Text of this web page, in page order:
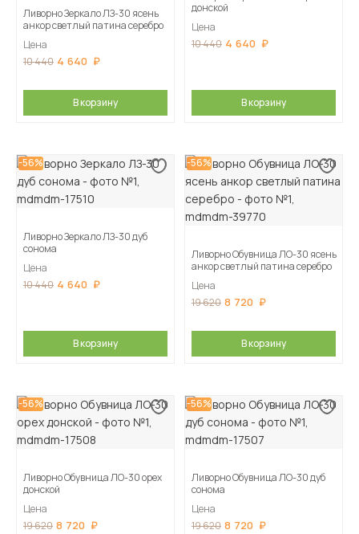
Ливорно Зеркало ЛЗ-30 ясень
анкор светлый патина серебро
Цена
10 440 4 640
В корзину
донской
Цена
10 440 4 640
В корзину
-56%
Ливорно Зеркало ЛЗ-30 дуб
сонома
Цена
10 440 4 640
В корзину
-56%
Ливорно Обувница ЛО-30 ясень
анкор светлый патина серебро
Цена
19 620 8 720
В корзину
-56%
Ливорно Обувница ЛО-30 орех
донской
Цена
19 620 8 720
-56%
Ливорно Обувница ЛО-30 дуб
сонома
Цена
19 620 8 720